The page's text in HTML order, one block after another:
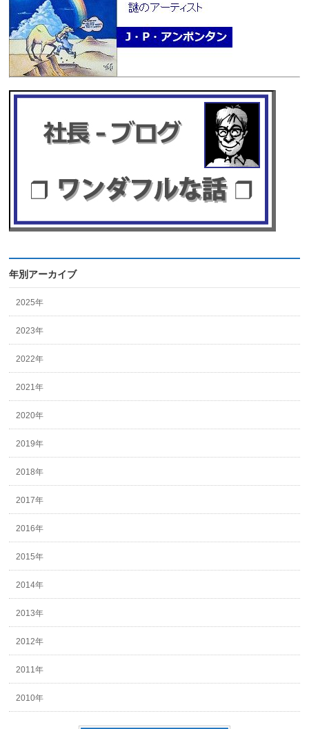
年別アーカイブ
2025年
2023年
2022年
2021年
2020年
2019年
2018年
2017年
2016年
2015年
2014年
2013年
2012年
2011年
2010年